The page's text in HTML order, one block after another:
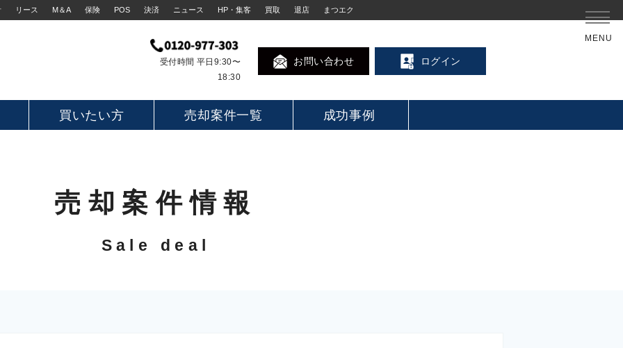
MENU
リース M＆A 保険 POS 決済 ニュース HP・集客 買取 退店 まつエク
受付時間 平日9:30〜
18:30
お問い合わせ ログイン
買いたい方 売却案件一覧 成功事例
売却案件情報
Sale deal